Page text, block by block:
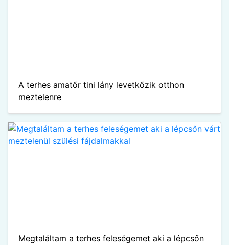
A terhes amatőr tini lány levetkőzik otthon
meztelenre
Megtaláltam a terhes feleségemet aki a lépcsőn